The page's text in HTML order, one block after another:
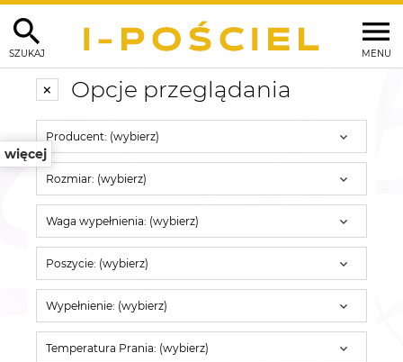
MENU
SZUKAJ
więcej
Opcje przeglądania
Producent: (wybierz)
Rozmiar: (wybierz)
Waga wypełnienia: (wybierz)
Poszycie: (wybierz)
Wypełnienie: (wybierz)
Temperatura Prania: (wybierz)